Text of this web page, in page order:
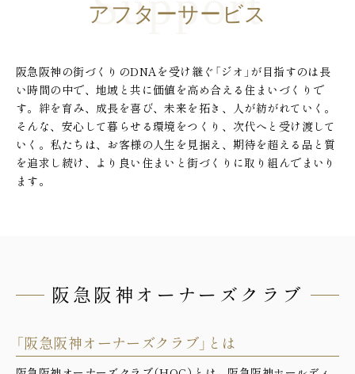
アフターサービス
阪急阪神の街づくりのDNAを受け継ぐ「ジオ」が目指すのは長
い時間の中で、 地域と共に価値を高め合える住まいづくりで
す。 絆を育み、成長を喜び、未来を拓き、人が紡がれていく。
そんな、安心して暮らせる環境をつくり、次代へと受け渡して
いく。私たちは、お客様の人生を見据え、 期待を超える品と質
を追求し続け、より良い住まいと街づくりに取り組んでまいり
ます。
阪急阪神オーナーズクラブ
「阪急阪神オーナーズクラブ」とは